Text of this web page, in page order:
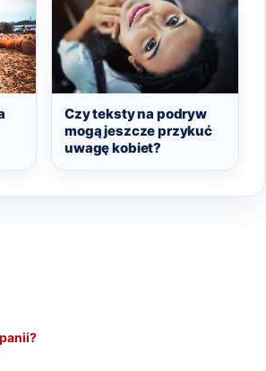
Czy teksty na podryw
mogą jeszcze przykuć
uwagę kobiet?